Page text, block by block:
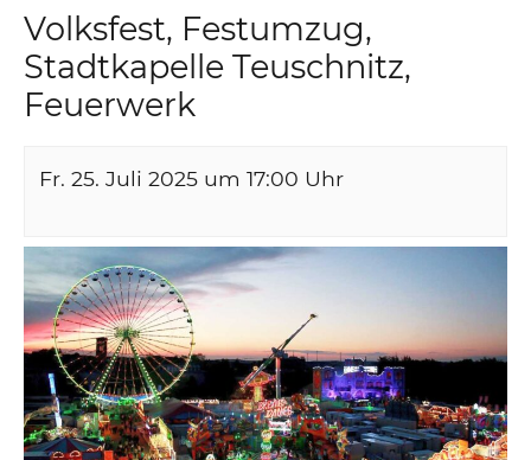
Volksfest, Festumzug,
Stadtkapelle Teuschnitz,
Feuerwerk
Fr. 25. Juli 2025 um 17:00 Uhr